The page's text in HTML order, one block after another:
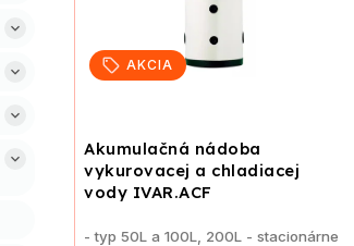
AKCIA
Akumulačná nádoba
vykurovacej a chladiacej
vody IVAR.ACF
- typ 50L a 100L, 200L - stacionárne